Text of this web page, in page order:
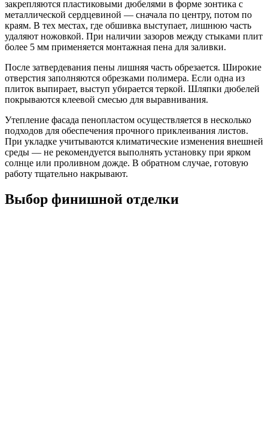
закрепляются пластиковыми дюбелями в форме зонтика с
металлической сердцевиной — сначала по центру, потом по
краям. В тех местах, где обшивка выступает, лишнюю часть
удаляют ножовкой. При наличии зазоров между стыками плит
более 5 мм применяется монтажная пена для заливки.
После затвердевания пены лишняя часть обрезается. Широкие
отверстия заполняются обрезками полимера. Если одна из
плиток выпирает, выступ убирается теркой. Шляпки дюбелей
покрываются клеевой смесью для выравнивания.
Утепление фасада пенопластом осуществляется в несколько
подходов для обеспечения прочного приклеивания листов.
При укладке учитываются климатические изменения внешней
среды — не рекомендуется выполнять установку при ярком
солнце или проливном дожде. В обратном случае, готовую
работу тщательно накрывают.
Выбор финишной отделки